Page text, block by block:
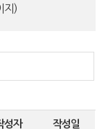
지)
성자 작성일